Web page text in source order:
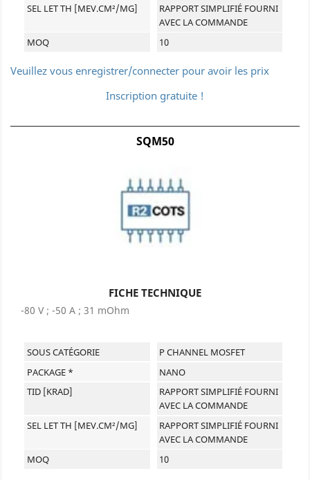
SEL LET TH [MEV.CM²/MG]
RAPPORT SIMPLIFIÉ FOURNI
AVEC LA COMMANDE
MOQ
10
Veuillez vous enregistrer/connecter pour avoir les prix
Inscription gratuite !
SQM50
FICHE TECHNIQUE
-80 V ; -50 A ; 31 mOhm
SOUS CATÉGORIE
P CHANNEL MOSFET
PACKAGE *
NANO
TID [KRAD]
RAPPORT SIMPLIFIÉ FOURNI
AVEC LA COMMANDE
SEL LET TH [MEV.CM²/MG]
RAPPORT SIMPLIFIÉ FOURNI
AVEC LA COMMANDE
MOQ
10